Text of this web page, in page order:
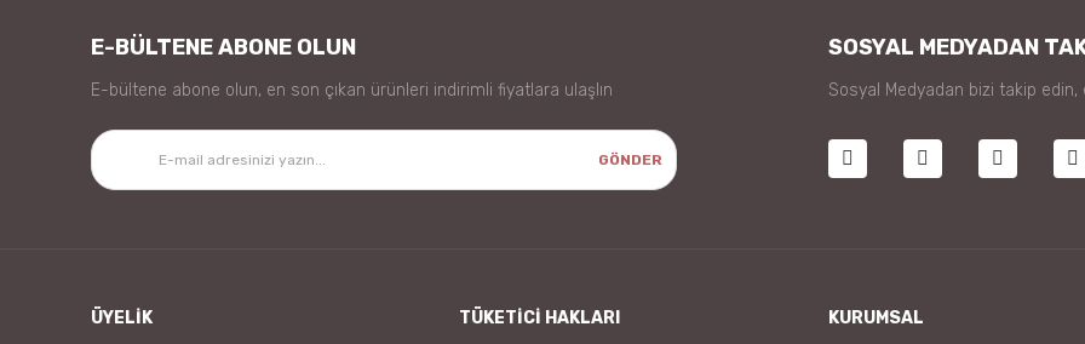
E-BÜLTENE ABONE OLUN
E-bültene abone olun, en son çıkan ürünleri indirimli fiyatlara ulaşlın
GÖNDER
SOSYAL MEDYADAN
Sosyal Medyadan bizi takip edin,
ÜYELİK TÜKETİCİ HAKLARI KURUMSAL